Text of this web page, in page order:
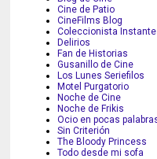
Cine de Patio
CineFilms Blog
Coleccionista
Delirios
Fan de Historias
Gusanillo de Cine
Los Lunes Seriefilos
Motel Purgatorio
Noche de Cine
Noche de Frikis
Ocio en pocas
Sin Criterión
The Bloody Princess
Todo desde mi sofa